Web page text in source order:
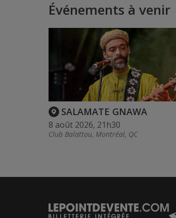
Événements à venir
SALAMATE GNAWA
8 août 2026, 21h30
Club Balattou, Montréal, QC